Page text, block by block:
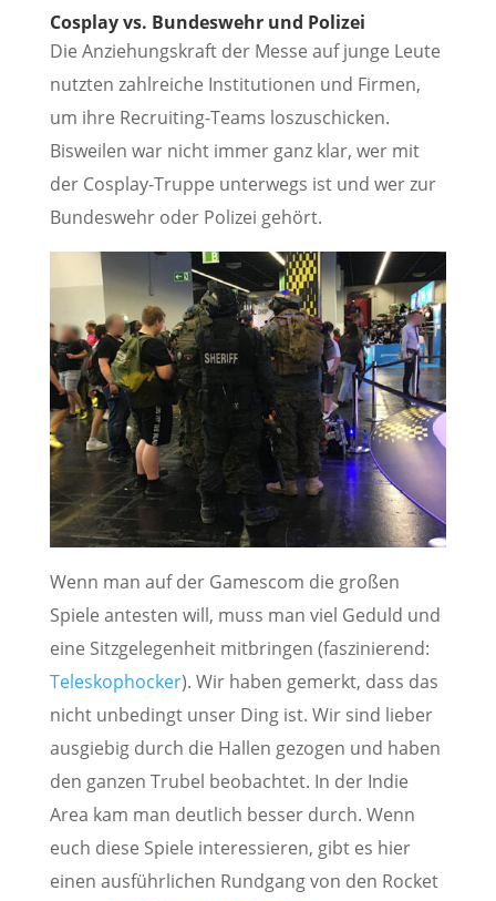
Cosplay vs. Bundeswehr und Polizei
Die Anziehungskraft der Messe auf junge Leute
nutzten zahlreiche Institutionen und Firmen,
um ihre Recruiting-Teams loszuschicken.
Bisweilen war nicht immer ganz klar, wer mit
der Cosplay-Truppe unterwegs ist und wer zur
Bundeswehr oder Polizei gehört.
Wenn man auf der Gamescom die großen
Spiele antesten will, muss man viel Geduld und
eine Sitzgelegenheit mitbringen (faszinierend:
Teleskophocker). Wir haben gemerkt, dass das
nicht unbedingt unser Ding ist. Wir sind lieber
ausgiebig durch die Hallen gezogen und haben
den ganzen Trubel beobachtet. In der Indie
Area kam man deutlich besser durch. Wenn
euch diese Spiele interessieren, gibt es hier
einen ausführlichen Rundgang von den Rocket